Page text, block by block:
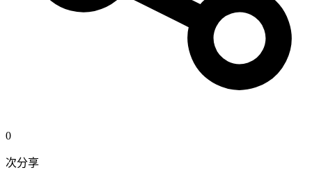
0
次分享